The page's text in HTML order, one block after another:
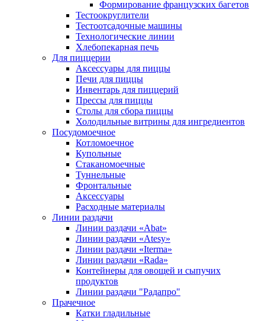
Формирование французских багетов
Тестоокруглители
Тестоотсадочные машины
Технологические линии
Хлебопекарная печь
Для пиццерии
Аксессуары для пиццы
Печи для пиццы
Инвентарь для пиццерий
Прессы для пиццы
Столы для сбора пиццы
Холодильные витрины для ингредиентов
Посудомоечное
Котломоечное
Купольные
Стаканомоечные
Туннельные
Фронтальные
Аксессуары
Расходные материалы
Линии раздачи
Линии раздачи «Abat»
Линии раздачи «Atesy»
Линии раздачи «Iterma»
Линии раздачи «Rada»
Контейнеры для овощей и сыпучих
продуктов
Линии раздачи "Радапро"
Прачечное
Катки гладильные